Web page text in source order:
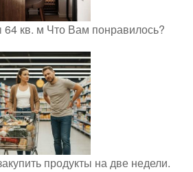
64 кв. м Что Вам понравилось?
продукты на две недели.